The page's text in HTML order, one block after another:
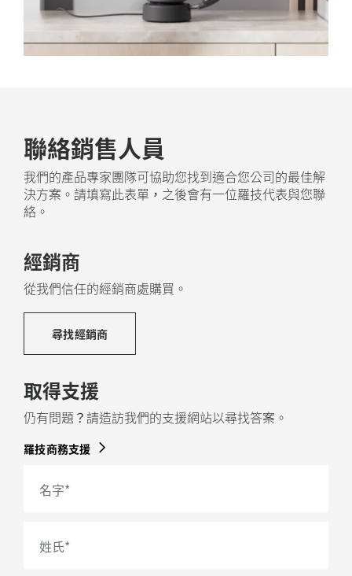
聯絡銷售人員
我們的產品專家團隊可協助您找到適合您公司的最佳解
決方案。請填寫此表單，之後會有一位羅技代表與您聯
絡。
經銷商
從我們信任的經銷商處購買。
尋找經銷商
取得支援
仍有問題？請造訪我們的支援網站以尋找答案。
羅技商務支援
名字*
姓氏*